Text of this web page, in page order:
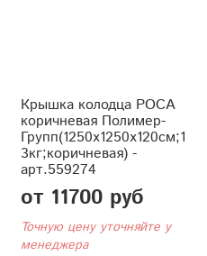
Крышка колодца РОСА
коричневая Полимер-
Групп(1250x1250x120см;1
3кг;коричневая) -
арт.559274
от 11700 руб
Точную цену уточняйте у
менеджера